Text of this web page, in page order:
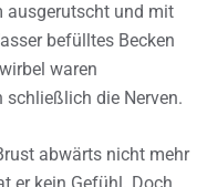
ausgerutscht und mit
befülltes Becken
waren
die Nerven.
abwärts nicht mehr